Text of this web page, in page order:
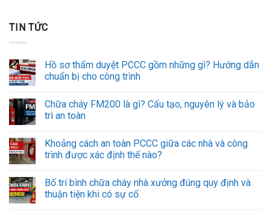
TIN TỨC
Hồ sơ thẩm duyệt PCCC gồm những gì? Hướng dẫn
chuẩn bị cho công trình
Chữa cháy FM200 là gì? Cấu tạo, nguyên lý và bảo
trì an toàn
Khoảng cách an toàn PCCC giữa các nhà và công
trình được xác định thế nào?
Bố trí bình chữa cháy nhà xưởng đúng quy định và
thuận tiện khi có sự cố